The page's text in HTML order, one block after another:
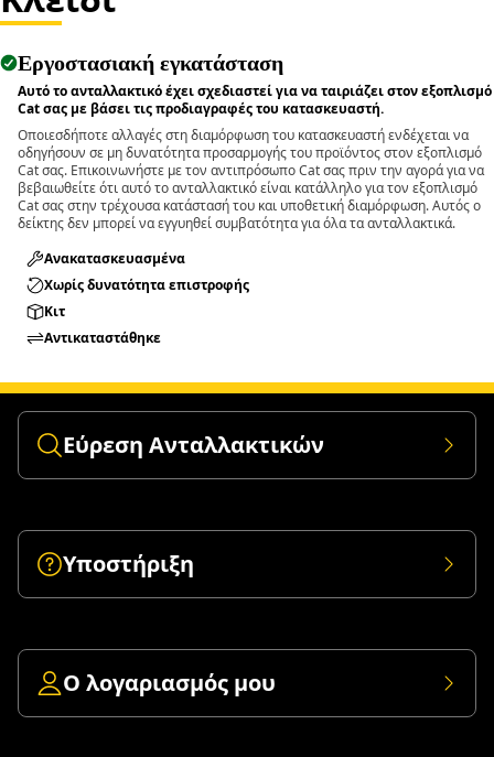
The Pin Driver is used in maintenance areas where pins
controlled and efficient removal without affecting
surrounding components.
Εργοστασιακή εγκατάσταση
Αυτό το ανταλλακτικό έχει σχεδιαστεί για να ταιριάζει στον εξοπλισμό
Cat σας με βάσει τις προδιαγραφές του κατασκευαστή.
Οποιεσδήποτε αλλαγές στη διαμόρφωση του κατασκευαστή ενδέχεται να
οδηγήσουν σε μη δυνατότητα προσαρμογής του προϊόντος στον εξοπλισμό
Cat σας. Επικοινωνήστε με τον αντιπρόσωπο Cat σας πριν την αγορά για να
βεβαιωθείτε ότι αυτό το ανταλλακτικό είναι κατάλληλο για τον εξοπλισμό
Cat σας στην τρέχουσα κατάστασή του και υποθετική διαμόρφωση. Αυτός ο
δείκτης δεν μπορεί να εγγυηθεί συμβατότητα για όλα τα ανταλλακτικά.
Ανακατασκευασμένα
Χωρίς δυνατότητα επιστροφής
Κιτ
Αντικαταστάθηκε
Εύρεση Ανταλλακτικών
Υποστήριξη
Ο λογαριασμός μου